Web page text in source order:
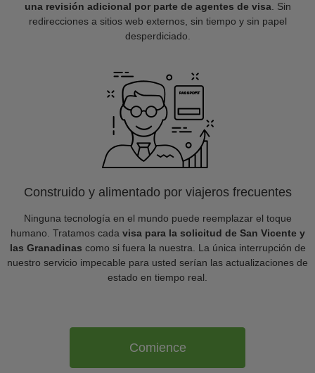
una revisión adicional por parte de agentes de visa. Sin
redirecciones a sitios web externos, sin tiempo y sin papel
desperdiciado.
Construido y alimentado por viajeros frecuentes
Ninguna tecnología en el mundo puede reemplazar el toque
humano. Tratamos cada visa para la solicitud de San Vicente y
las Granadinas como si fuera la nuestra. La única interrupción de
nuestro servicio impecable para usted serían las actualizaciones de
estado en tiempo real.
Comience